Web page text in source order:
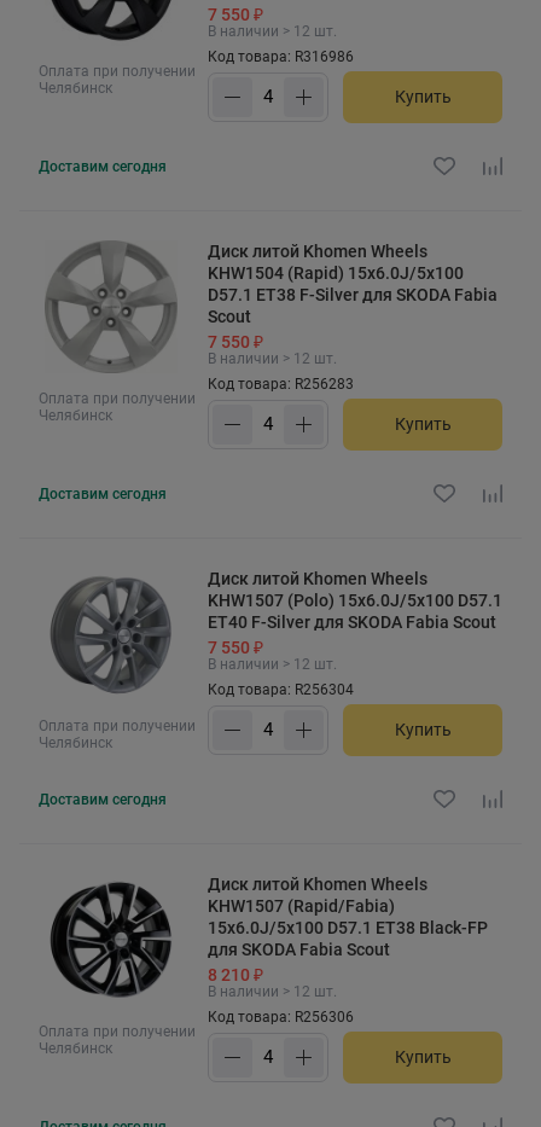
Оплата при получении
Челябинск
7 550 ₽
В наличии > 12 шт.
Код товара: R316986
Купить
Доставим сегодня
Оплата при получении
Челябинск
Диск литой Khomen Wheels
KHW1504 (Rapid) 15x6.0J/5x100
D57.1 ET38 F-Silver для SKODA Fabia
Scout
7 550 ₽
В наличии > 12 шт.
Код товара: R256283
Купить
Доставим сегодня
Оплата при получении
Челябинск
Диск литой Khomen Wheels
KHW1507 (Polo) 15x6.0J/5x100 D57.1
ET40 F-Silver для SKODA Fabia Scout
7 550 ₽
В наличии > 12 шт.
Код товара: R256304
Купить
Доставим сегодня
Оплата при получении
Челябинск
Диск литой Khomen Wheels
KHW1507 (Rapid/Fabia)
15x6.0J/5x100 D57.1 ET38 Black-FP
для SKODA Fabia Scout
8 210 ₽
В наличии > 12 шт.
Код товара: R256306
Купить